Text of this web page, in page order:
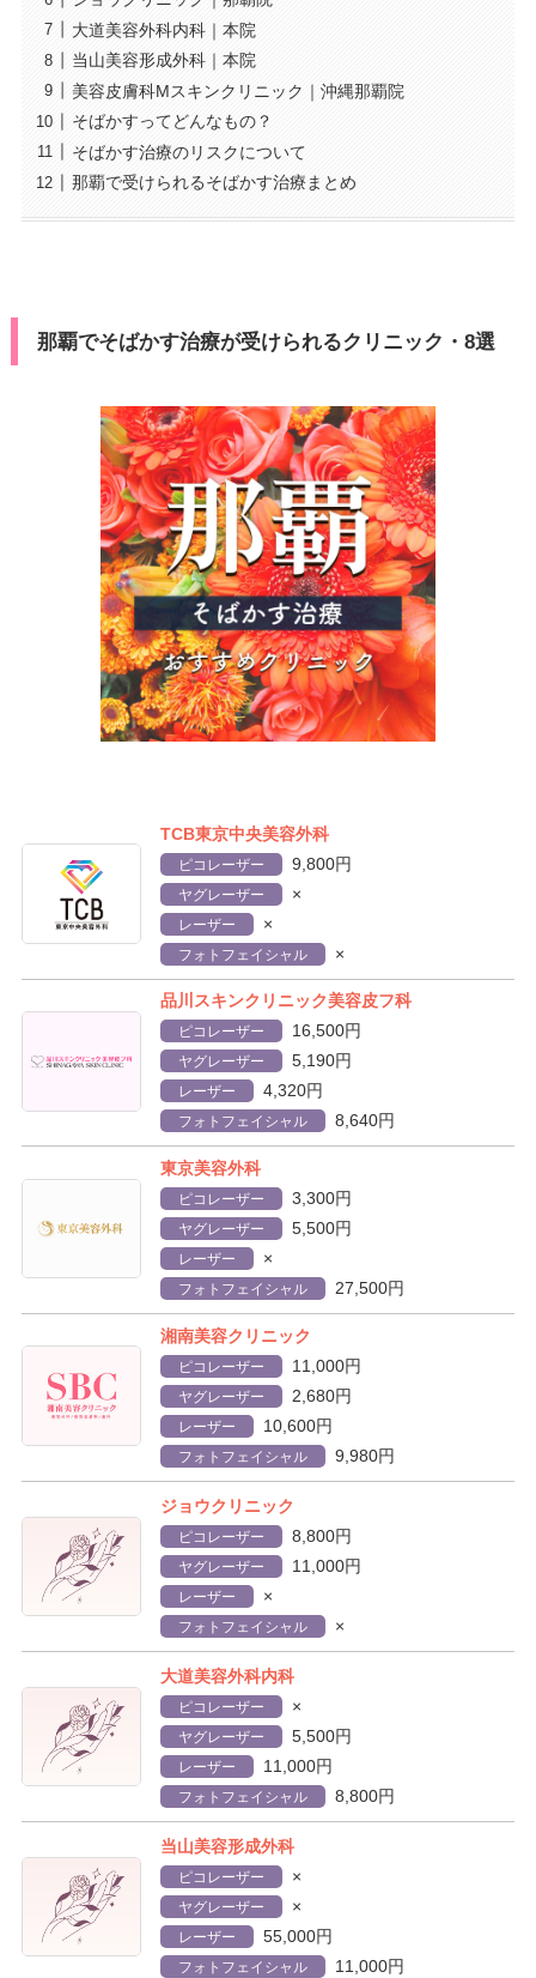
大道美容外科内科｜本院
当山美容形成外科｜本院
美容皮膚科Mスキンクリニック｜沖縄那覇院
そばかすってどんなもの？
そばかす治療のリスクについて
那覇で受けられるそばかす治療まとめ
那覇でそばかす治療が受けられるクリニック・8選
TCB東京中央美容外科
ピコレーザー 9,800円
ヤグレーザー ×
レーザー ×
フォトフェイシャル ×
品川スキンクリニック美容皮フ科
ピコレーザー 16,500円
ヤグレーザー 5,190円
レーザー 4,320円
フォトフェイシャル 8,640円
東京美容外科
ピコレーザー 3,300円
ヤグレーザー 5,500円
レーザー ×
フォトフェイシャル 27,500円
湘南美容クリニック
ピコレーザー 11,000円
ヤグレーザー 2,680円
レーザー 10,600円
フォトフェイシャル 9,980円
ジョウクリニック
ピコレーザー 8,800円
ヤグレーザー 11,000円
レーザー ×
フォトフェイシャル ×
大道美容外科内科
ピコレーザー ×
ヤグレーザー 5,500円
レーザー 11,000円
フォトフェイシャル 8,800円
当山美容形成外科
ピコレーザー ×
ヤグレーザー ×
レーザー 55,000円
フォトフェイシャル 11,000円